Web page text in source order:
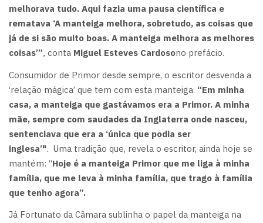
melhorava tudo. Aqui fazia uma pausa científica e
rematava ‘A manteiga melhora, sobretudo, as coisas que
já de si são muito boas. A manteiga melhora as melhores
coisas’”, conta Miguel Esteves Cardosono prefácio.
Consumidor de Primor desde sempre, o escritor desvenda a
‘relação mágica’ que tem com esta manteiga. “Em minha
casa, a manteiga que gastávamos era a Primor. A minha
mãe, sempre com saudades da Inglaterra onde nasceu,
sentenciava que era a ‘única que podia ser
inglesa’". Uma tradição que, revela o escritor, ainda hoje se
mantém: “Hoje é a manteiga Primor que me liga à minha
família, que me leva à minha família, que trago à família
que tenho agora”.
Já Fortunato da Câmara sublinha o papel da manteiga na